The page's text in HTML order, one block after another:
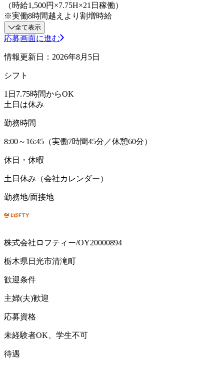
（時給1,500円×7.75H×21日稼働）
※実働8時間越えより割増時給
全て表示
応募画面に進む
情報更新日：2026年8月5日
シフト
1日7.75時間からOK
土日は休み
勤務時間
8:00～16:45（実働7時間45分／休憩60分）
休日・休暇
土日休み（会社カレンダー）
勤務地/面接地
株式会社ロフティー/OY20000894
栃木県日光市清滝町
歓迎条件
主婦(夫)歓迎
応募資格
未経験者OK、学生不可
待遇